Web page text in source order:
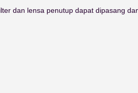
dan lensa penutup dapat dipasang